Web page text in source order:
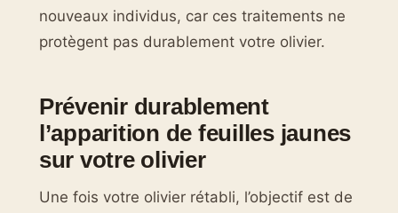
nouveaux individus, car ces traitements ne
protègent pas durablement votre olivier.
Prévenir durablement
l’apparition de feuilles jaunes
sur votre olivier
Une fois votre olivier rétabli, l’objectif est de